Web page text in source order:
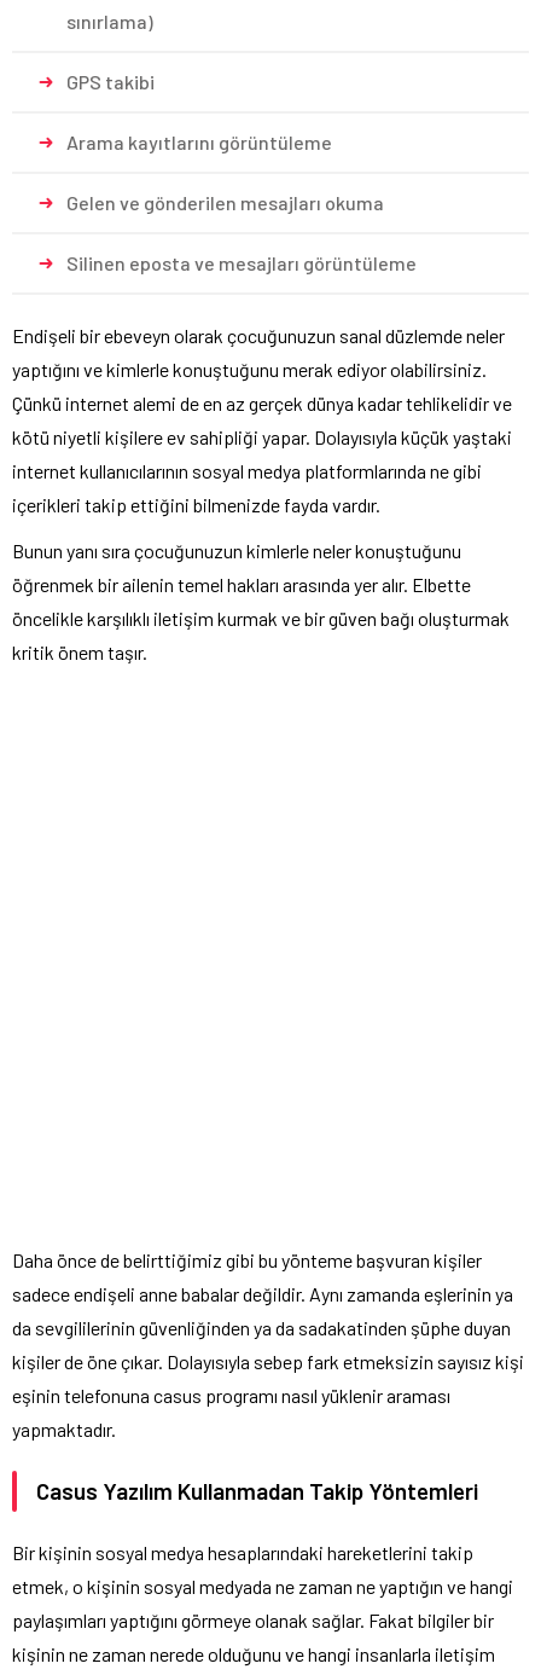
sınırlama)
GPS takibi
Arama kayıtlarını görüntüleme
Gelen ve gönderilen mesajları okuma
Silinen eposta ve mesajları görüntüleme
Endişeli bir ebeveyn olarak çocuğunuzun sanal düzlemde neler
yaptığını ve kimlerle konuştuğunu merak ediyor olabilirsiniz.
Çünkü internet alemi de en az gerçek dünya kadar tehlikelidir ve
kötü niyetli kişilere ev sahipliği yapar. Dolayısıyla küçük yaştaki
internet kullanıcılarının sosyal medya platformlarında ne gibi
içerikleri takip ettiğini bilmenizde fayda vardır.
Bunun yanı sıra çocuğunuzun kimlerle neler konuştuğunu
öğrenmek bir ailenin temel hakları arasında yer alır. Elbette
öncelikle karşılıklı iletişim kurmak ve bir güven bağı oluşturmak
kritik önem taşır.
Daha önce de belirttiğimiz gibi bu yönteme başvuran kişiler
sadece endişeli anne babalar değildir. Aynı zamanda eşlerinin ya
da sevgililerinin güvenliğinden ya da sadakatinden şüphe duyan
kişiler de öne çıkar. Dolayısıyla sebep fark etmeksizin sayısız kişi
eşinin telefonuna casus programı nasıl yüklenir araması
yapmaktadır.
Casus Yazılım Kullanmadan Takip Yöntemleri
Bir kişinin sosyal medya hesaplarındaki hareketlerini takip
etmek, o kişinin sosyal medyada ne zaman ne yaptığın ve hangi
paylaşımları yaptığını görmeye olanak sağlar. Fakat bilgiler bir
kişinin ne zaman nerede olduğunu ve hangi insanlarla iletişim